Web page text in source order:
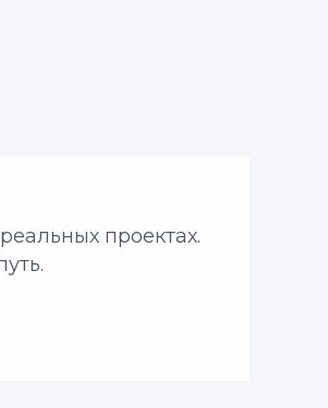
проектах.